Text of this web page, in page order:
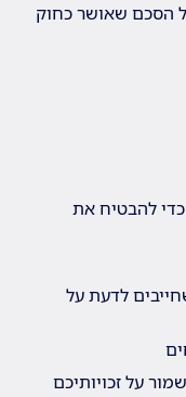
הסכם שאושר כחוק
להבטיח את
לדעת על
על זכויותיכם